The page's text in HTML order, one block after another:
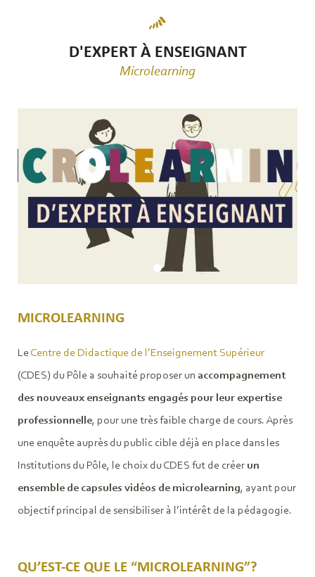
D'EXPERT À ENSEIGNANT
Microlearning
MICROLEARNING
LeCentre de Didactique de l’Enseignement Supérieur
(CDES) du Pôle a souhaité proposer un accompagnement
des nouveaux enseignants engagés pour leur expertise
professionnelle, pour une très faible charge de cours. Après
une enquête auprès du public cible déjà en place dans les
Institutions du Pôle, le choix du CDES fut de créer un
ensemble de capsules vidéos de microlearning, ayant pour
objectif principal de sensibiliser à l’intérêt de la pédagogie.
QU’EST-CE QUE LE “MICROLEARNING”?